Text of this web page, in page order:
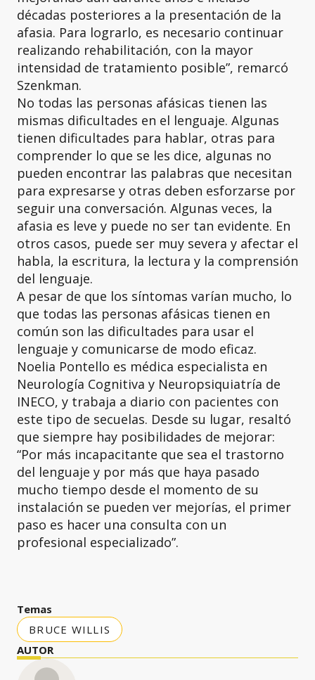
décadas posteriores a la presentación de la
afasia. Para lograrlo, es necesario continuar
realizando rehabilitación, con la mayor
intensidad de tratamiento posible”, remarcó
Szenkman.
No todas las personas afásicas tienen las
mismas dificultades en el lenguaje. Algunas
tienen dificultades para hablar, otras para
comprender lo que se les dice, algunas no
pueden encontrar las palabras que necesitan
para expresarse y otras deben esforzarse por
seguir una conversación. Algunas veces, la
afasia es leve y puede no ser tan evidente. En
otros casos, puede ser muy severa y afectar el
habla, la escritura, la lectura y la comprensión
del lenguaje.
A pesar de que los síntomas varían mucho, lo
que todas las personas afásicas tienen en
común son las dificultades para usar el
lenguaje y comunicarse de modo eficaz.
Noelia Pontello es médica especialista en
Neurología Cognitiva y Neuropsiquiatría de
INECO, y trabaja a diario con pacientes con
este tipo de secuelas. Desde su lugar, resaltó
que siempre hay posibilidades de mejorar:
“Por más incapacitante que sea el trastorno
del lenguaje y por más que haya pasado
mucho tiempo desde el momento de su
instalación se pueden ver mejorías, el primer
paso es hacer una consulta con un
profesional especializado”.
Temas
BRUCE WILLIS
AUTOR